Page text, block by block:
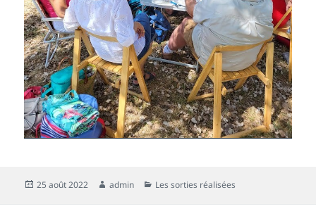
Publié
25 août 2022 Auteur
admin Catégories
Les sorties réalisées